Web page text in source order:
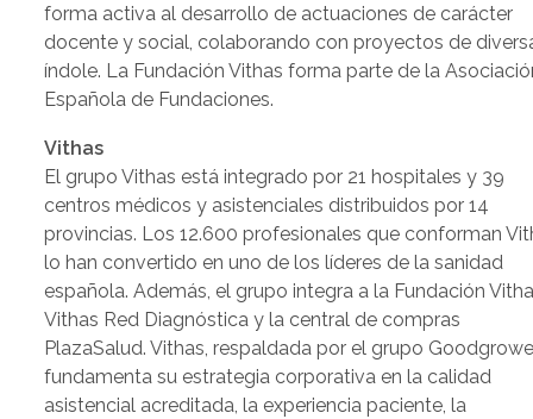
forma activa al desarrollo de actuaciones de carácter
docente y social, colaborando con proyectos de
índole. La Fundación Vithas forma parte de la
Española de Fundaciones.
Vithas
El grupo Vithas está integrado por 21 hospitales y 39
centros médicos y asistenciales distribuidos por 14
provincias. Los 12.600 profesionales que conforman
lo han convertido en uno de los líderes de la sanidad
española. Además, el grupo integra a la Fundación
Vithas Red Diagnóstica y la central de compras
PlazaSalud. Vithas, respaldada por el grupo
fundamenta su estrategia corporativa en la calidad
asistencial acreditada, la experiencia paciente, la